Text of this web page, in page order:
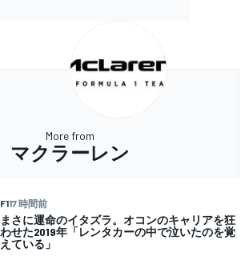
More from
マクラーレン
F117 時間前
まさに運命のイタズラ。オコンのキャリアを狂
わせた2019年「レンタカーの中で泣いたのを覚
えている」